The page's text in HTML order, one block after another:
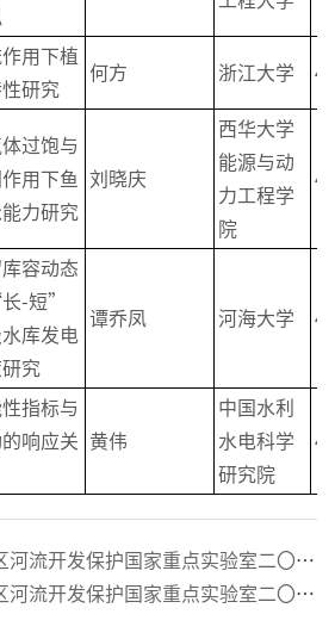
用下植
研究
何方 浙江大学 4
过饱与
用下鱼
力研究
刘晓庆
西华大学
能源与动
力工程学
院
4
容动态
-短”
库发电
究
谭乔凤 河海大学 4
指标与
响应关
黄伟
中国水利
水电科学
研究院
4
发保护国家重点实验室二〇二一年开放课题获批名单
发保护国家重点实验室二〇一九年开放课题获批名单